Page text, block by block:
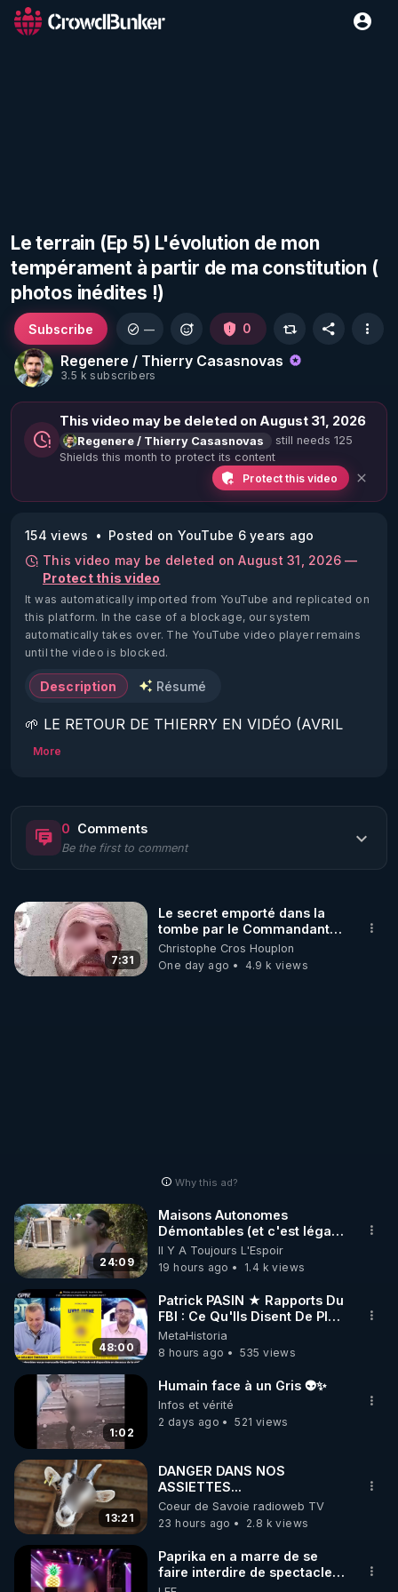
Le terrain (Ep 5) L'évolution de mon
tempérament à partir de ma constitution (
photos inédites !)
Regenere / Thierry Casasnovas
3.5 k subscribers
Subscribe — 0
This video may be deleted on August 31, 2026
Regenere / Thierry Casasnovas
still needs 125
Shields this month to protect its content
Protect this video
154 views
Posted on YouTube 6 years ago
This video may be deleted on August 31, 2026 —
Protect this video
It was automatically imported from YouTube and replicated on
this platform. In the case of a blockage, our system
automatically takes over. The YouTube video player remains
until the video is blocked.
Description Résumé
🌱 LE RETOUR DE THIERRY EN VIDÉO (AVRIL
2022)!
https://www.rgnr.fr/presentation.html
🌱 LE MAGAZINE RÉGÉNÈRE
🌱 LA BOUTIQUE DU MAGAZINE
Pour obtenir les anciens numéros que vous avez
🌱 INSTAGRAM
https://www.instagram.com/rdlr_thierrycasasnovas/
http://rgnr.li/instagram
🌱 LA NEWSLETTER
Pour ne pas rater l’actualité RGNR (stages,
http://rgnr.li/news
🌱 VIDÉOS NON CENSURÉES SUR ODYSEE
Toutes les vidéos Youtube sont aussi sur la
http://rgnr.li/odysee
🌱 LES STAGES EN PRÉSENTIEL
More
0 Comments
Be the first to comment
7:31
Le secret emporté dans la
tombe par le Commandant
Cousteau le 25 juin 1997
Christophe Cros Houplon
One day ago
4.9 k views
Why this ad?
24:09
Maisons Autonomes
Démontables (et c'est légal).
Visite éco village en
Bretagne
Il Y A Toujours L'Espoir
19 hours ago
1.4 k views
48:00
Patrick PASIN ★ Rapports Du
FBI : Ce Qu'Ils Disent De Plus
Grave Sur Hitler
MetaHistoria
8 hours ago
535 views
1:02
Humain face à un Gris 👽✨
Infos et vérité
2 days ago
521 views
13:21
DANGER DANS NOS
ASSIETTES...
Coeur de Savoie radioweb TV
23 hours ago
2.8 k views
Paprika en a marre de se
faire interdire de spectacle.
Elle décide donc de devenir